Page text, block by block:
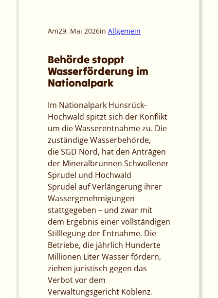
Am29. Mai 2026in Allgemein
Behörde stoppt
Wasserförderung im
Nationalpark
Im Nationalpark Hunsrück-
Hochwald spitzt sich der Konflikt
um die Wasserentnahme zu. Die
zuständige Wasserbehörde,
die SGD Nord, hat den Anträgen
der Mineralbrunnen Schwollener
Sprudel und Hochwald
Sprudel auf Verlängerung ihrer
Wassergenehmigungen
stattgegeben – und zwar mit
dem Ergebnis einer vollständigen
Stilllegung der Entnahme. Die
Betriebe, die jährlich Hunderte
Millionen Liter Wasser fördern,
ziehen juristisch gegen das
Verbot vor dem
Verwaltungsgericht Koblenz.